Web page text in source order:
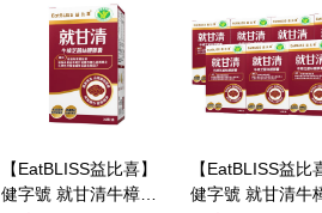
【EatBLISS益比喜】
健字號 就甘清牛樟芝
【EatBLISS益比
健字號 就甘清牛